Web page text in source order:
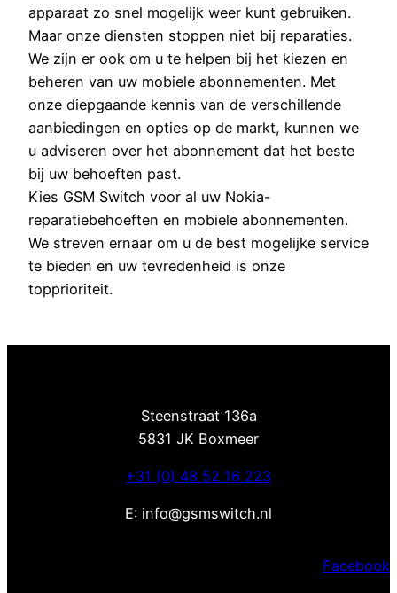
apparaat zo snel mogelijk weer kunt gebruiken.
Maar onze diensten stoppen niet bij reparaties.
We zijn er ook om u te helpen bij het kiezen en
beheren van uw mobiele abonnementen. Met
onze diepgaande kennis van de verschillende
aanbiedingen en opties op de markt, kunnen we
u adviseren over het abonnement dat het beste
bij uw behoeften past.
Kies GSM Switch voor al uw Nokia-
reparatiebehoeften en mobiele abonnementen.
We streven ernaar om u de best mogelijke service
te bieden en uw tevredenheid is onze
topprioriteit.
Steenstraat 136a
5831 JK Boxmeer
+31 (0) 48 52 16 223
E: info@gsmswitch.nl
Facebook